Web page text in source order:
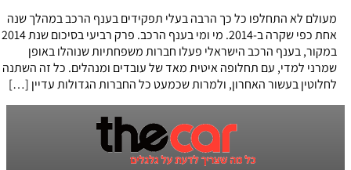
מעולם לא התחלפו כל כך הרבה בעלי תפקידים בענף הרכב במהלך שנה
אחת כפי שקרה ב-2014. מי ומי בענף הרכב. פרק רביעי בסיכום שנת 2014
במקור, בענף הרכב הישראלי פעלו חברות משפחתיות שנוהלו באופן
שמרני למדי, עם תחלופה איטית מאד של עובדים ומנהלים. כל זה השתנה
לחלוטין בעשור האחרון, ולמרות שכמעט כל החברות הגדולות עדיין […]